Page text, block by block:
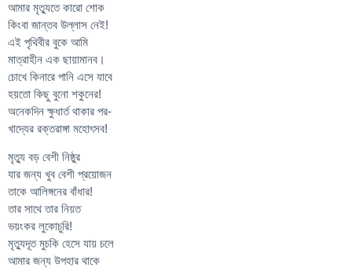
আমার মৃত্যুতে কারো শোক
কিংবা জান্তব উল্লাস নেই!
এই পৃথিবীর বুকে আমি
মাত্রাহীন এক ছায়ামানব।
চোখে কিনারে পানি এসে যাবে
হয়তো কিছু বুনো শকুনের!
অনেকদিন ক্ষুধার্ত থাকার পর-
খাদ্যের রক্তরাঙ্গা মহোৎসব!
মৃত্যু বড় বেশী নিষ্ঠুর
যার জন্য খুব বেশী প্রয়োজন
তাকে আলিঙ্গনের বাঁধার!
তার সাথে তার নিয়ত
ভয়ংকর লুকোচুরি!
মৃত্যুদূত মুচকি হেসে যায় চলে
আমার জন্য উপহার থাকে